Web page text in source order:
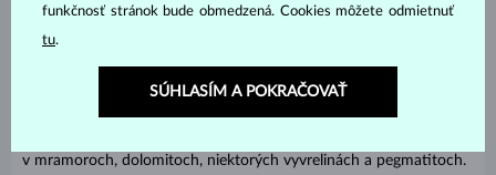
achroit, olenit alebo rossmanit.
v mramoroch, dolomitoch, niektorých vyvrelinách a pegmatitoch.
funkčnosť stránok bude obmedzená. Cookies môžete odmietnuť
tu.
SÚHLASÍM A POKRAČOVAŤ